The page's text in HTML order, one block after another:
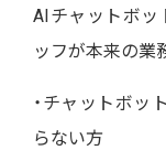
AIチャットボッ
ッフが本来の業
・チャットボッ
らない方